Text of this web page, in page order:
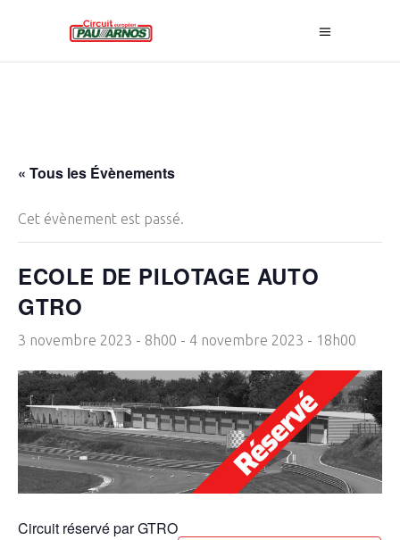
« Tous les Évènements
Cet évènement est passé.
ECOLE DE PILOTAGE AUTO
GTRO
3 novembre 2023 - 8h00 - 4 novembre 2023 - 18h00
Circuit réservé par GTRO